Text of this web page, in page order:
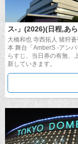
ス-」(2026)(日程,あ
大橋和也 寺西拓人 猪狩
本 舞台「AmberS -アン
らすじ、当日券の有無、
新していきます。